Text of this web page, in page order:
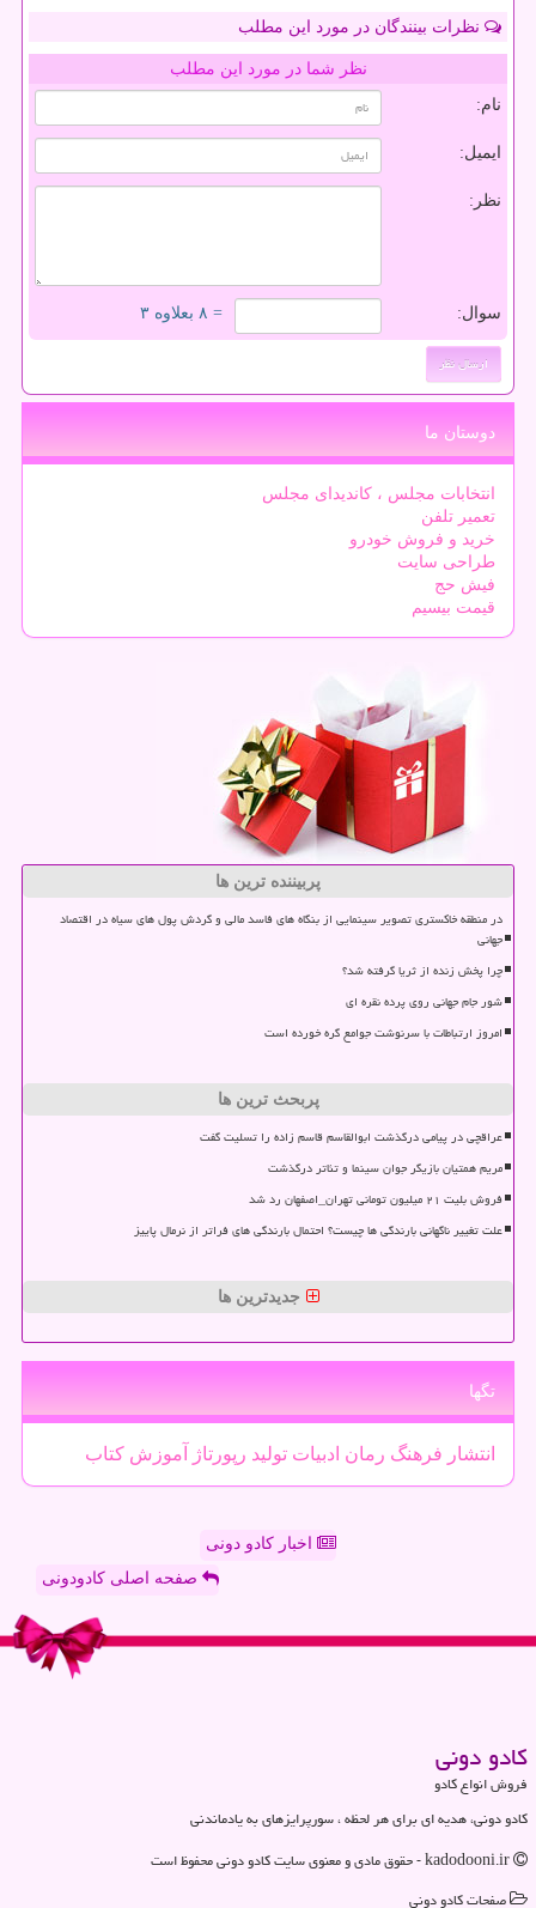
نظرات بینندگان در مورد این مطلب
نظر شما در مورد این مطلب
نام:
ایمیل:
نظر:
سوال: = ۸ بعلاوه ۳
دوستان ما
انتخابات مجلس ، کاندیدای مجلس
تعمیر تلفن
خرید و فروش خودرو
طراحی سایت
فیش حج
قیمت بیسیم
پربیننده ترین ها
در منطقه خاکستری تصویر سینمایی از بنگاه های فاسد مالی و گردش پول های سیاه در اقتصاد
جهانی
چرا پخش زنده از ثریا گرفته شد؟
شور جام جهانی روی پرده نقره ای
امروز ارتباطات با سرنوشت جوامع گره خورده است
پربحث ترین ها
عراقچی در پیامی درگذشت ابوالقاسم قاسم زاده را تسلیت گفت
مریم همتیان بازیگر جوان سینما و تئاتر درگذشت
فروش بلیت ۲۱ میلیون تومانی تهران_اصفهان رد شد
علت تغییر ناگهانی بارندگی ها چیست؟ احتمال بارندگی های فراتر از نرمال پاییز
جدیدترین ها
تگها
انتشار فرهنگ رمان ادبیات تولید رپورتاژ آموزش كتاب
اخبار کادو دونی
صفحه اصلی کادودونی
كادو دونی
فروش انواع کادو
کادو دونی، هدیه ای برای هر لحظه ، سورپرایزهای به یادماندنی
صفحات كادو دونی